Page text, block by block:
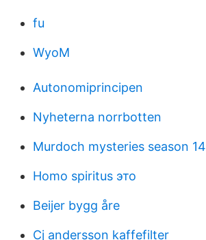
fu
WyoM
Autonomiprincipen
Nyheterna norrbotten
Murdoch mysteries season 14
Homo spiritus это
Beijer bygg åre
Cj andersson kaffefilter